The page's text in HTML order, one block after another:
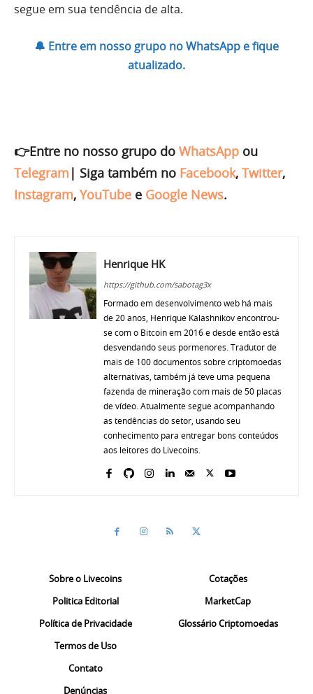
segue em sua tendência de alta.
🔔 Entre em nosso grupo no WhatsApp e fique
atualizado.
👉Entre no nosso grupo do WhatsApp ou
Telegram | Siga também no Facebook, Twitter,
Instagram, YouTube e Google News.
Henrique HK
https://github.com/sabotag3x
Formado em desenvolvimento web há mais
de 20 anos, Henrique Kalashnikov encontrou-
se com o Bitcoin em 2016 e desde então está
desvendando seus pormenores. Tradutor de
mais de 100 documentos sobre criptomoedas
alternativas, também já teve uma pequena
fazenda de mineração com mais de 50 placas
de vídeo. Atualmente segue acompanhando
as tendências do setor, usando seu
conhecimento para entregar bons conteúdos
aos leitores do Livecoins.
Sobre o Livecoins
Politica Editorial
Política de Privacidade
Termos de Uso
Contato
Denúncias
Cotações
MarketCap
Glossário Criptomoedas